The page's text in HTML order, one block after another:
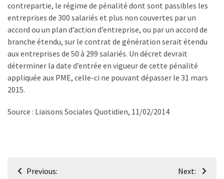
contrepartie, le régime de pénalité dont sont passibles les
entreprises de 300 salariés et plus non couvertes par un
accord ou un plan d’action d’entreprise, ou par un accord de
branche étendu, sur le contrat de génération serait étendu
aux entreprises de 50 à 299 salariés. Un décret devrait
déterminer la date d’entrée en vigueur de cette pénalité
appliquée aux PME, celle-ci ne pouvant dépasser le 31 mars
2015.
Source : Liaisons Sociales Quotidien, 11/02/2014
Navigation
Previous: Next: